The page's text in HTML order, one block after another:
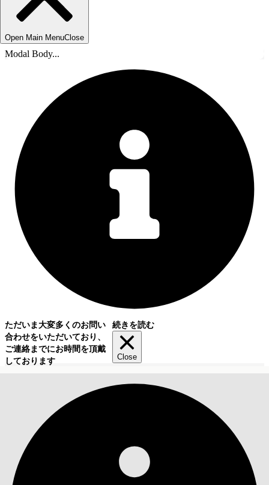
Open Main MenuClose
Modal Body...
ただいま大変多くのお問い
合わせをいただいており、
ご連絡までにお時間を頂戴
しております
続きを読む
Close
目次